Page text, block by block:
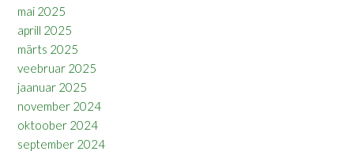
mai 2025
aprill 2025
märts 2025
veebruar 2025
jaanuar 2025
november 2024
oktoober 2024
september 2024